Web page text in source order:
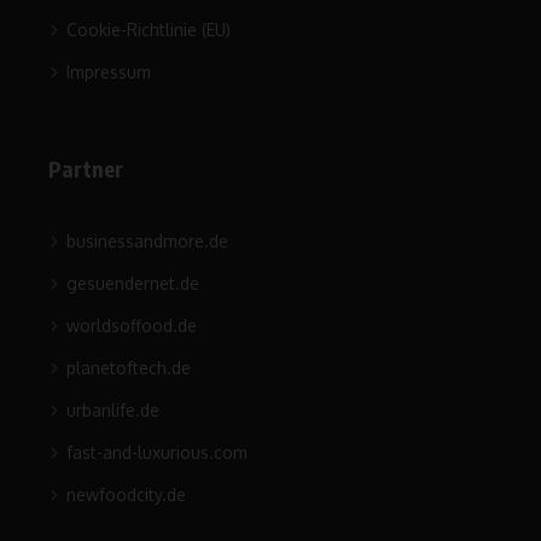
Cookie-Richtlinie (EU)
Impressum
Partner
businessandmore.de
gesuendernet.de
worldsoffood.de
planetoftech.de
urbanlife.de
fast-and-luxurious.com
newfoodcity.de